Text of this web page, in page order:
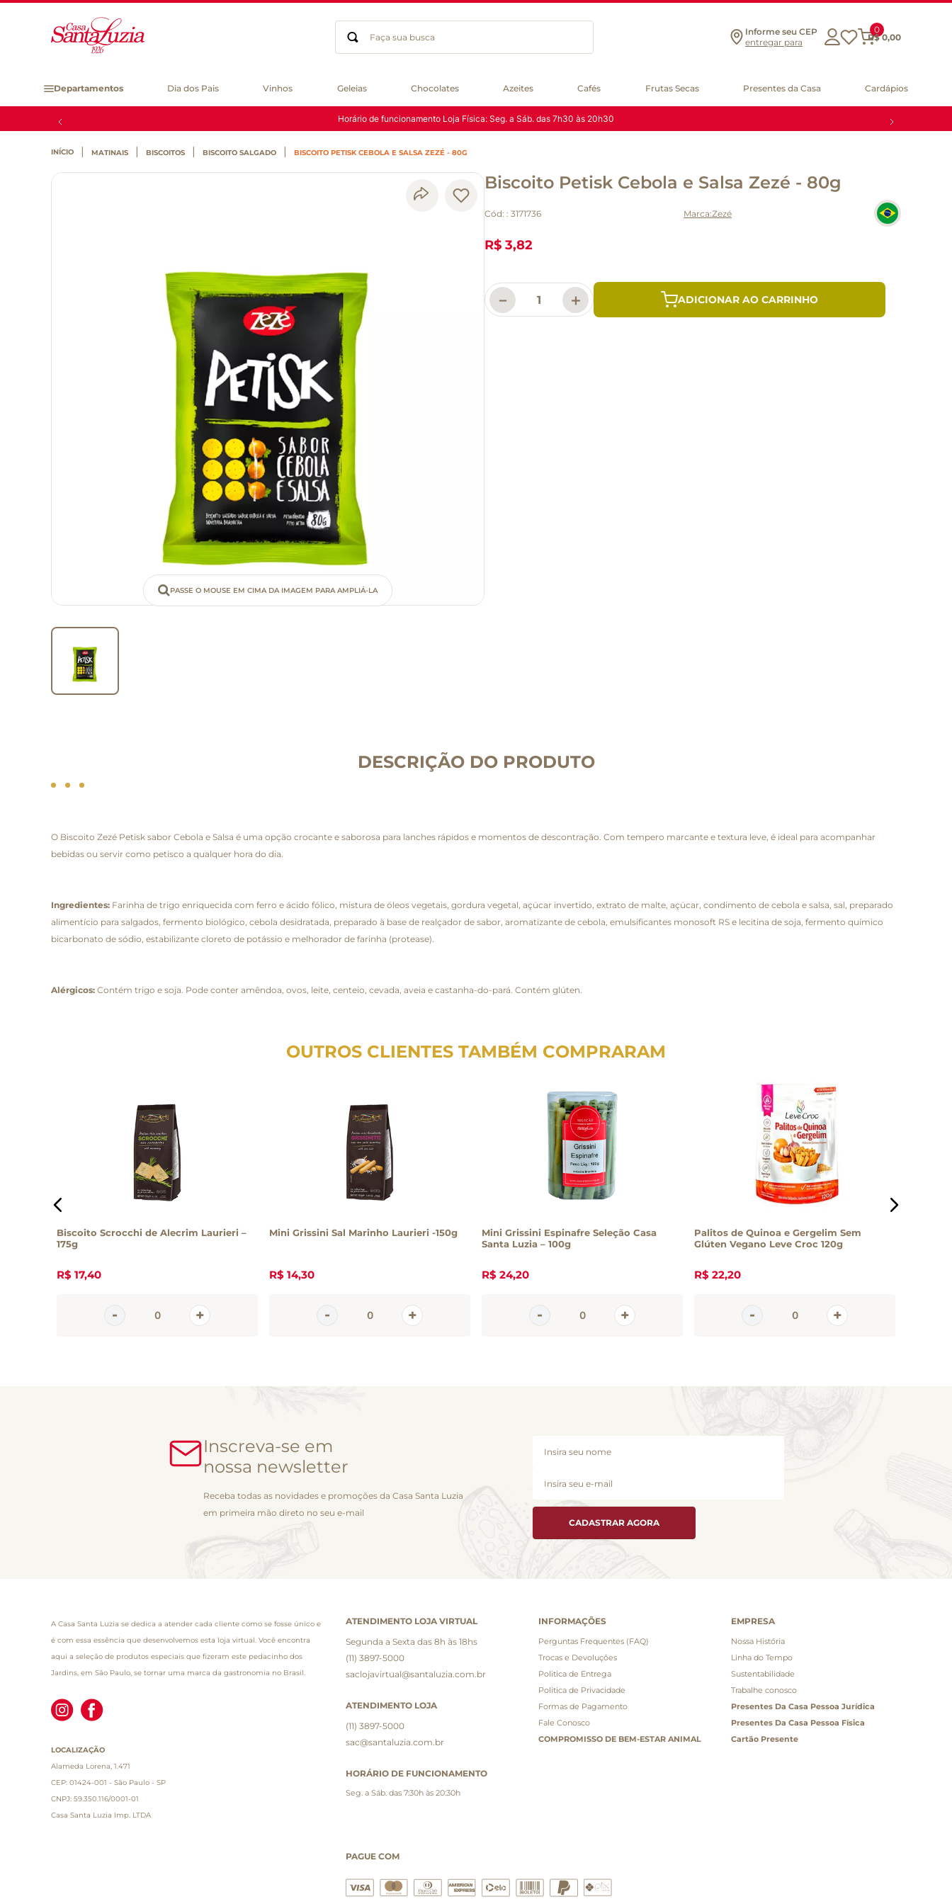
Faça sua busca
Informe seu CEP
entregar para
0
R$ 0,00
Departamentos Dia dos Pais Vinhos Geleias Chocolates Azeites Cafés Frutas Secas Presentes da Casa Cardápios
Horário de funcionamento Loja Física: Seg. a Sáb. das 7h30 às 20h30
MATINAIS BISCOITOS BISCOITO SALGADO BISCOITO PETISK CEBOLA E SALSA ZEZÉ - 80G
PASSE O MOUSE EM CIMA DA IMAGEM PARA AMPLIÁ-LA
Biscoito Petisk Cebola e Salsa Zezé - 80g
Cód: : 3171736 Zezé
R$ 3,82
＋
－ ADICIONAR AO CARRINHO
DESCRIÇÃO DO PRODUTO
O Biscoito Zezé Petisk sabor Cebola e Salsa é uma opção crocante e saborosa para lanches rápidos e momentos de descontração. Com tempero marcante e textura leve, é ideal para acompanhar
bebidas ou servir como petisco a qualquer hora do dia.
Ingredientes: Farinha de trigo enriquecida com ferro e ácido fólico, mistura de óleos vegetais, gordura vegetal, açúcar invertido, extrato de malte, açúcar, condimento de cebola e salsa, sal, preparado
alimentício para salgados, fermento biológico, cebola desidratada, preparado à base de realçador de sabor, aromatizante de cebola, emulsificantes monosoft RS e lecitina de soja, fermento químico
bicarbonato de sódio, estabilizante cloreto de potássio e melhorador de farinha (protease).
Alérgicos: Contém trigo e soja. Pode conter amêndoa, ovos, leite, centeio, cevada, aveia e castanha-do-pará. Contém glúten.
OUTROS CLIENTES TAMBÉM COMPRARAM
Biscoito Scrocchi de Alecrim Laurieri –
175g
R$ 17,40
Mini Grissini Sal Marinho Laurieri -150g
R$ 14,30
Mini Grissini Espinafre Seleção Casa
Santa Luzia – 100g
R$ 24,20
Palitos de Quinoa e Gergelim Sem
Glúten Vegano Leve Croc 120g
R$ 22,20
Inscreva-se em
nossa newsletter
Receba todas as novidades e promoções da Casa Santa Luzia
em primeira mão direto no seu e-mail
CADASTRAR AGORA
A Casa Santa Luzia se dedica a atender cada cliente como se fosse único e
é com essa essência que desenvolvemos esta loja virtual. Você encontra
aqui a seleção de produtos especiais que fizeram este pedacinho dos
Jardins, em São Paulo, se tornar uma marca da gastronomia no Brasil.
LOCALIZAÇÃO
Alameda Lorena, 1.471
CEP: 01424-001 - São Paulo - SP
CNPJ: 59.350.116/0001-01
Casa Santa Luzia Imp. LTDA
ATENDIMENTO LOJA VIRTUAL
Segunda a Sexta das 8h às 18hs
(11) 3897-5000
saclojavirtual@santaluzia.com.br
ATENDIMENTO LOJA
(11) 3897-5000
sac@santaluzia.com.br
HORÁRIO DE FUNCIONAMENTO
Seg. a Sáb. das 7:30h às 20:30h
INFORMAÇÕES
Perguntas Frequentes (FAQ)
Trocas e Devoluções
Politica de Entrega
Politica de Privacidade
Formas de Pagamento
Fale Conosco
COMPROMISSO DE BEM-ESTAR ANIMAL
EMPRESA
Nossa História
Linha do Tempo
Sustentabilidade
Trabalhe conosco
Presentes Da Casa Pessoa Jurídica
Presentes Da Casa Pessoa Física
Cartão Presente
PAGUE COM
gluten
chá
queijo